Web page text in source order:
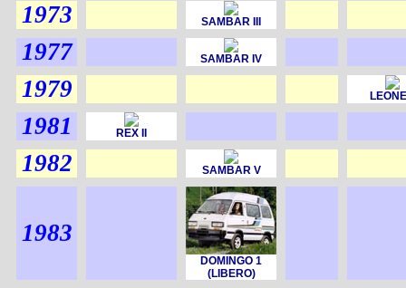
1973 SAMBAR III
1977 SAMBAR IV
1979
1981 REX II
1982 SAMBAR V
1983
DOMINGO 1
(LIBERO)